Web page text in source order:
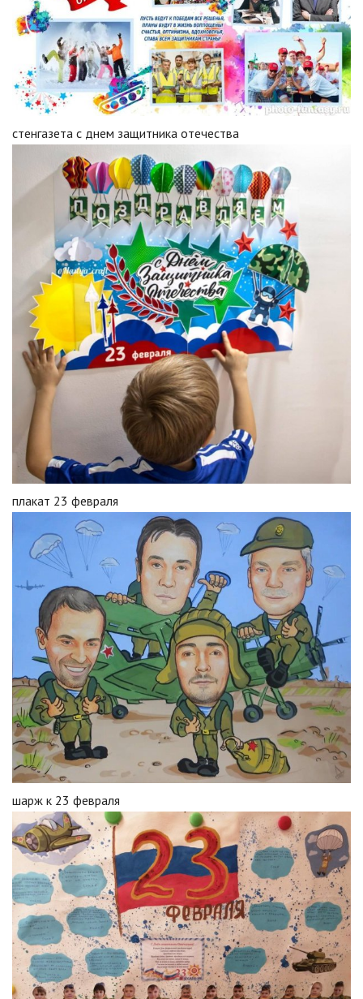
стенгазета с днем защитника отечества
плакат 23 февраля
шарж к 23 февраля